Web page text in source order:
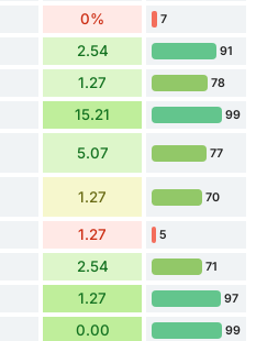
0% 7
2.54 91
1.27 78
15.21 99
5.07 77
1.27 70
1.27 5
2.54 71
1.27 97
0.00 99